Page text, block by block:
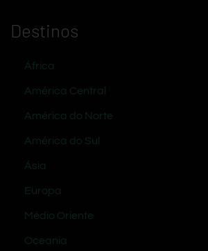
Destinos
África
América Central
América do Norte
América do Sul
Ásia
Europa
Médio Oriente
Oceania